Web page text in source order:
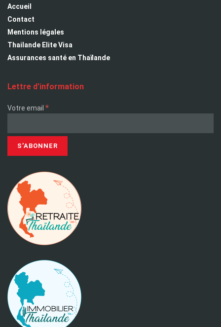
Accueil
Contact
Mentions légales
Thailande Elite Visa
Assurances santé en Thaïlande
Lettre d’information
Votre email *